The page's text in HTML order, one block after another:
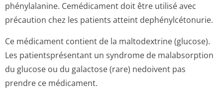
phénylalanine. Cemédicament doit être utilisé avec
précaution chez les patients atteint dephénylcétonurie.
Ce médicament contient de la maltodextrine (glucose).
Les patientsprésentant un syndrome de malabsorption
du glucose ou du galactose (rare) nedoivent pas
prendre ce médicament.